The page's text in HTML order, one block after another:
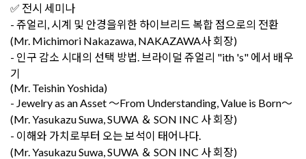
✅ 전시 세미나
- 쥬얼리, 시계 및 안경을위한 하이브리드 복합 점으로의 전환
(Mr. Michimori Nakazawa, NAKAZAWA사 회장)
- 인구 감소 시대의 선택 방법. 브라이덜 쥬얼리 "ith 's" 에서 배우
기
(Mr. Teishin Yoshida)
- Jewelry as an Asset ～From Understanding, Value is Born～
(Mr. Yasukazu Suwa, SUWA ＆ SON INC 사 회장)
- 이해와 가치로부터 오는 보석이 태어나다.
(Mr. Yasukazu Suwa, SUWA ＆ SON INC 사 회장)